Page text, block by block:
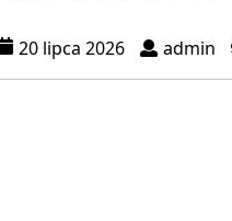
20 lipca 2026 admin